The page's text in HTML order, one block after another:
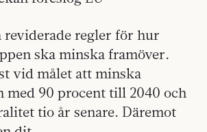
reviderade regler för hur
ska minska framöver.
vid målet att minska
med 90 procent till 2040 och
tio år senare. Däremot